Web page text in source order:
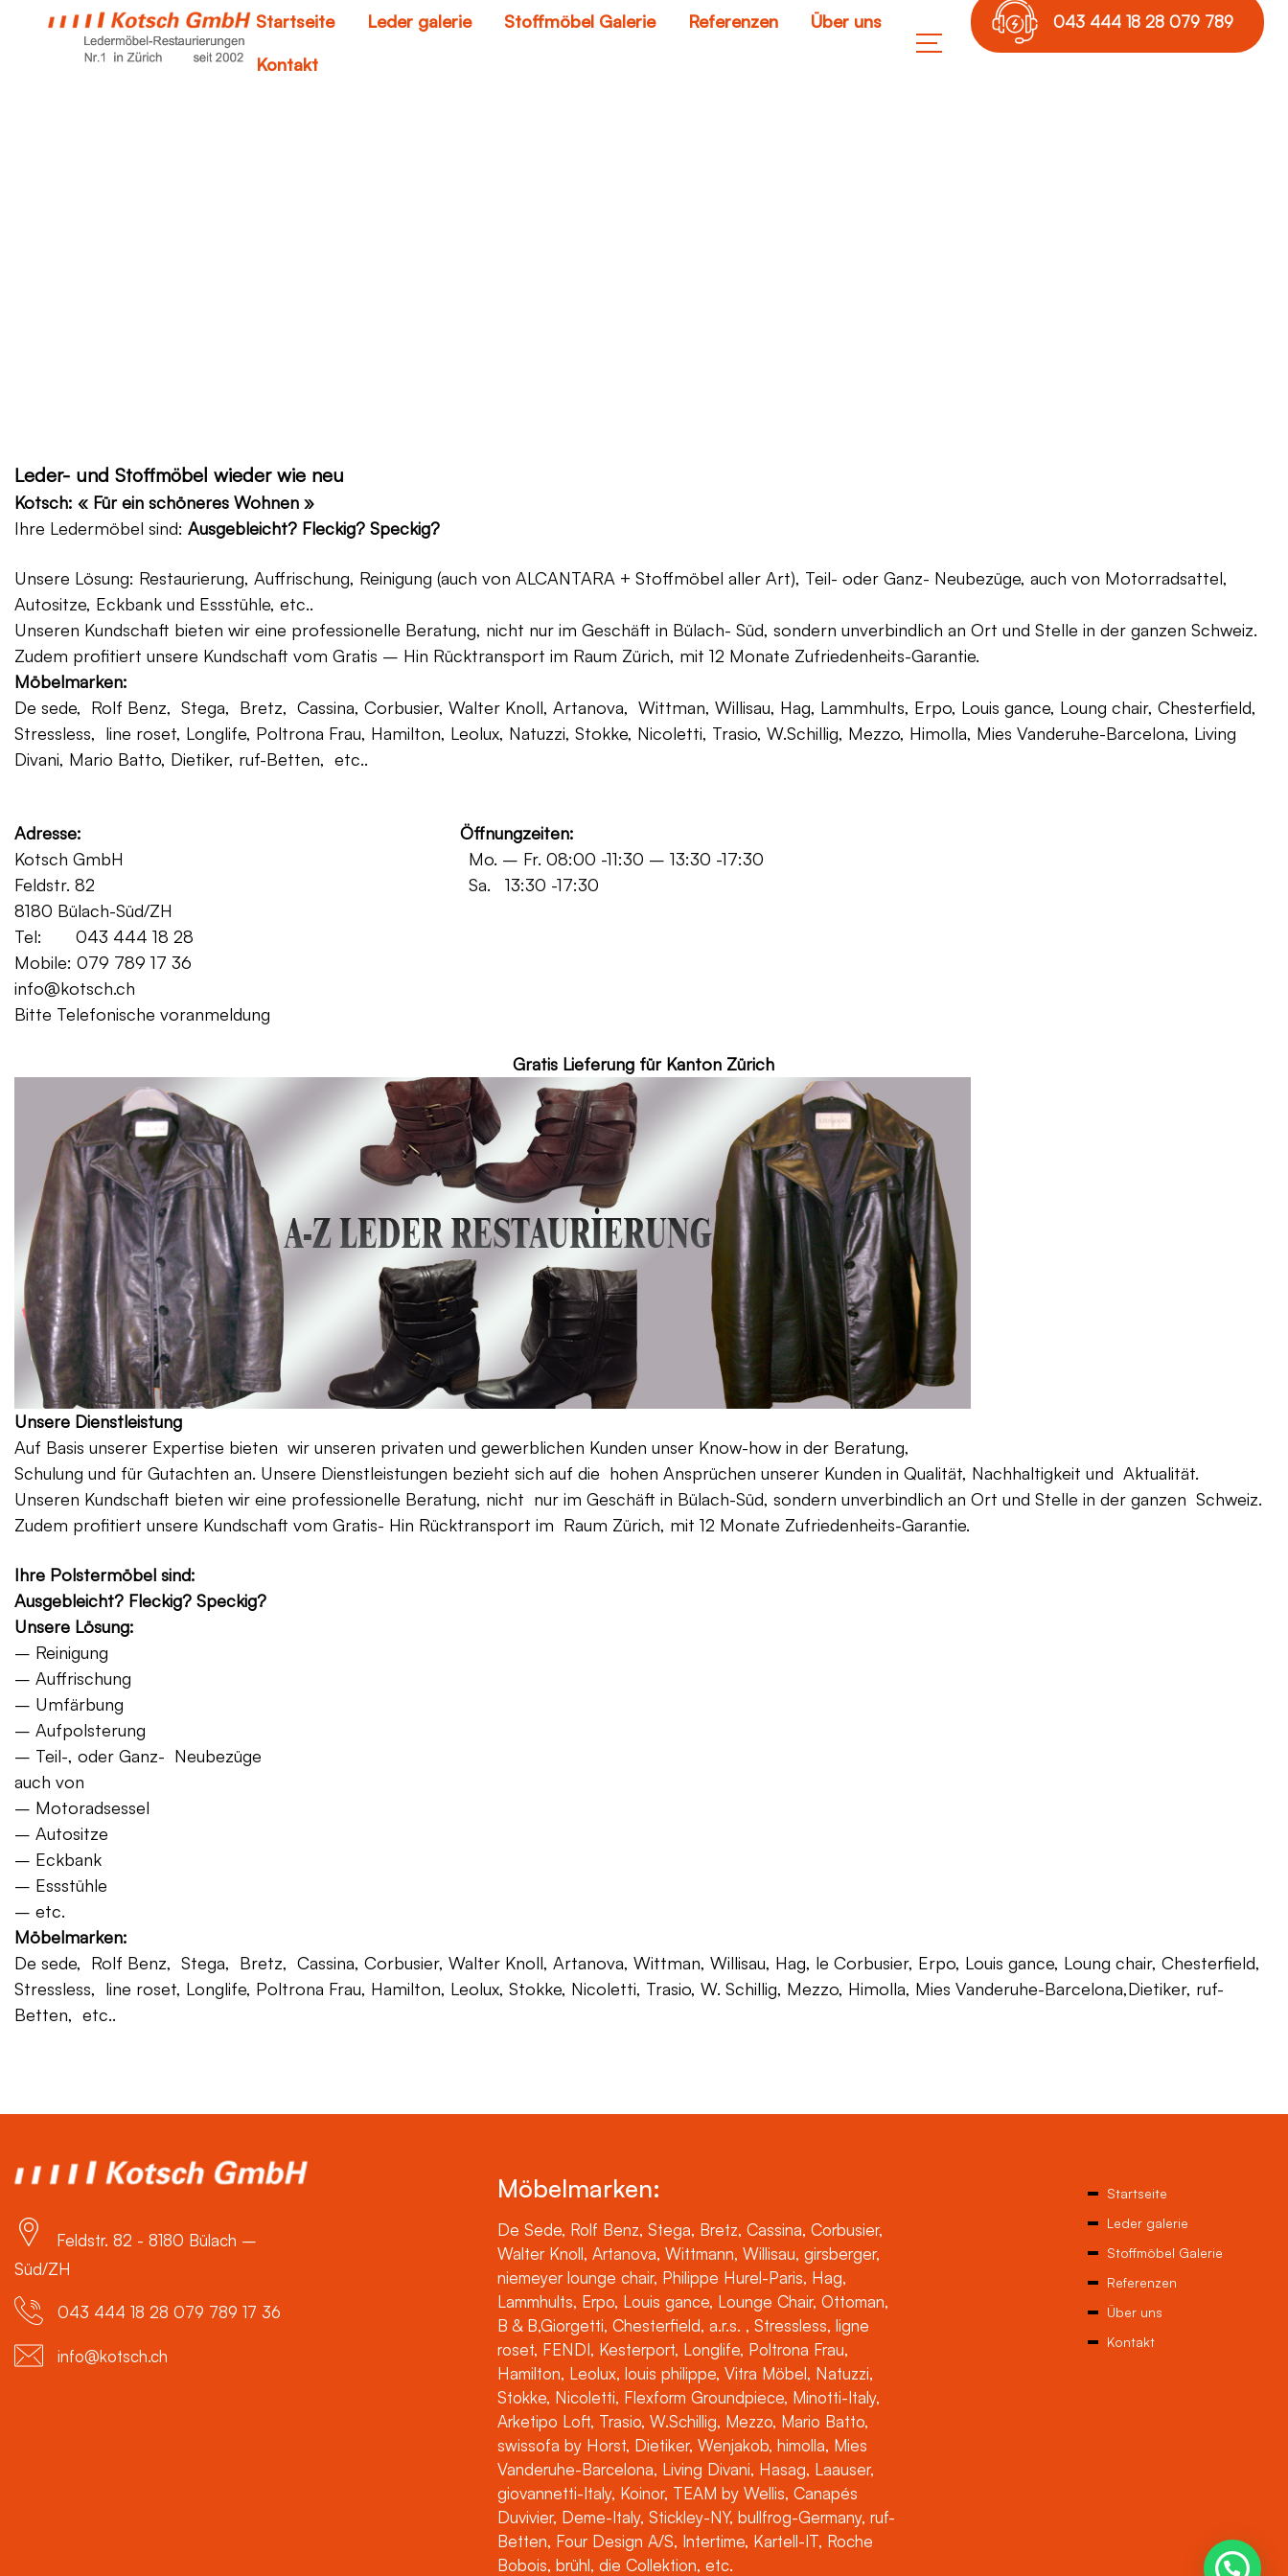
Startseite Leder galerie Stoffmöbel Galerie Referenzen Über uns
Kontakt
043 444 18 28 079 789
Leder- und Stoffmöbel wieder wie neu
Kotsch: « Für ein schöneres Wohnen »
Ihre Ledermöbel sind: Ausgebleicht? Fleckig? Speckig?
Unsere Lösung: Restaurierung, Auffrischung, Reinigung (auch von ALCANTARA + Stoffmöbel aller Art), Teil- oder Ganz- Neubezüge, auch von Motorradsattel,
Autositze, Eckbank und Essstühle, etc..
Unseren Kundschaft bieten wir eine professionelle Beratung, nicht nur im Geschäft in Bülach- Süd, sondern unverbindlich an Ort und Stelle in der ganzen Schweiz.
Zudem profitiert unsere Kundschaft vom Gratis – Hin Rücktransport im Raum Zürich, mit 12 Monate Zufriedenheits-Garantie.
Möbelmarken:
De sede, Rolf Benz, Stega, Bretz, Cassina, Corbusier, Walter Knoll, Artanova, Wittman, Willisau, Hag, Lammhults, Erpo, Louis gance, Loung chair, Chesterfield,
Stressless, line roset, Longlife, Poltrona Frau, Hamilton, Leolux, Natuzzi, Stokke, Nicoletti, Trasio, W.Schillig, Mezzo, Himolla, Mies Vanderuhe-Barcelona, Living
Divani, Mario Batto, Dietiker, ruf-Betten, etc..
Adresse:
Öffnungzeiten:
Kotsch GmbH Mo. – Fr. 08:00 -11:30 – 13:30 -17:30
Feldstr. 82 Sa. 13:30 -17:30
8180 Bülach-Süd/ZH
Tel: 043 444 18 28
Mobile: 079 789 17 36
info@kotsch.ch
Bitte Telefonische voranmeldung
Gratis Lieferung für Kanton Zürich
Unsere Dienstleistung
Auf Basis unserer Expertise bieten wir unseren privaten und gewerblichen Kunden unser Know-how in der Beratung,
Schulung und für Gutachten an. Unsere Dienstleistungen bezieht sich auf die hohen Ansprüchen unserer Kunden in Qualität, Nachhaltigkeit und Aktualität.
Unseren Kundschaft bieten wir eine professionelle Beratung, nicht nur im Geschäft in Bülach-Süd, sondern unverbindlich an Ort und Stelle in der ganzen Schweiz.
Zudem profitiert unsere Kundschaft vom Gratis- Hin Rücktransport im Raum Zürich, mit 12 Monate Zufriedenheits-Garantie.
Ihre Polstermöbel sind:
Ausgebleicht? Fleckig? Speckig?
Unsere Lösung:
– Reinigung
– Auffrischung
– Umfärbung
– Aufpolsterung
– Teil-, oder Ganz- Neubezüge
auch von
– Motoradsessel
– Autositze
– Eckbank
– Essstühle
– etc.
Möbelmarken:
De sede, Rolf Benz, Stega, Bretz, Cassina, Corbusier, Walter Knoll, Artanova, Wittman, Willisau, Hag, le Corbusier, Erpo, Louis gance, Loung chair, Chesterfield,
Stressless, line roset, Longlife, Poltrona Frau, Hamilton, Leolux, Stokke, Nicoletti, Trasio, W. Schillig, Mezzo, Himolla, Mies Vanderuhe-Barcelona,Dietiker, ruf-
Betten, etc..
Feldstr. 82 - 8180 Bülach –
Süd/ZH
043 444 18 28 079 789 17 36
info@kotsch.ch
Möbelmarken:
De Sede, Rolf Benz, Stega, Bretz, Cassina, Corbusier,
Walter Knoll, Artanova, Wittmann, Willisau, girsberger,
niemeyer lounge chair, Philippe Hurel-Paris, Hag,
Lammhults, Erpo, Louis gance, Lounge Chair, Ottoman,
B & B,Giorgetti, Chesterfield, a.r.s. , Stressless, ligne
roset, FENDI, Kesterport, Longlife, Poltrona Frau,
Hamilton, Leolux, louis philippe, Vitra Möbel, Natuzzi,
Stokke, Nicoletti, Flexform Groundpiece, Minotti-Italy,
Arketipo Loft, Trasio, W.Schillig, Mezzo, Mario Batto,
swissofa by Horst, Dietiker, Wenjakob, himolla, Mies
Vanderuhe-Barcelona, Living Divani, Hasag, Laauser,
giovannetti-Italy, Koinor, TEAM by Wellis, Canapés
Duvivier, Deme-Italy, Stickley-NY, bullfrog-Germany, ruf-
Betten, Four Design A/S, Intertime, Kartell-IT, Roche
Bobois, brühl, die Collektion, etc.
Startseite
Leder galerie
Stoffmöbel Galerie
Referenzen
Über uns
Kontakt